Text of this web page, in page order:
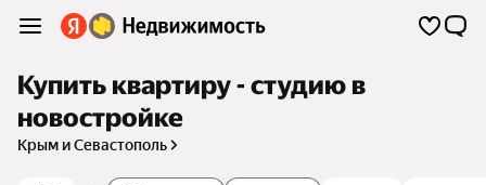
Купить квартиру - студию в
новостройке
Крым и Севастополь